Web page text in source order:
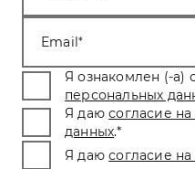
Email
Я ознакомлен (-а)
персональных
Я даю согласие
данных.*
Я даю согласие